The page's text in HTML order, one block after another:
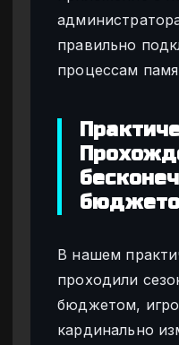
правильно
процессам
В нашем
проходили
бюджетом,
кардинально